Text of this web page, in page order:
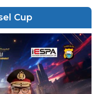
Cup